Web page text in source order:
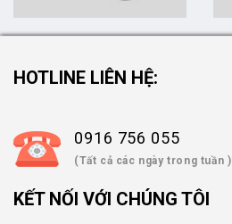
HOTLINE LIÊN HỆ:
0916 756 055
(Tất cả các ngày trong tuần )
KẾT NỐI VỚI CHÚNG TÔI